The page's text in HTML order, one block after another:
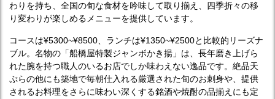
わりを持ち、全国の旬な食材を吟味して取り揃え、四季折々の移
り変わりが楽しめるメニューを提供しています。
コースは¥5300~¥8500、ランチは¥1350~¥2500と比較的リーズナ
ブル。名物の「船橋屋特製ジャンボかき揚」は、長年磨き上げら
れた腕を持つ職人のいるお店でしか味わえない逸品です。絶品天
ぷらの他にも築地で毎朝仕入れる厳選された旬のお刺身や、提供
されるお料理をさらに味わい深くする銘酒や焼酎の品揃えにも定